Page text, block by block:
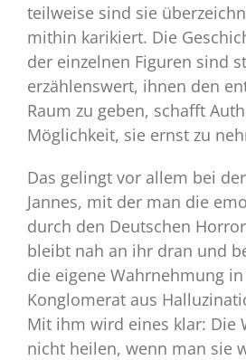
teilweise sind sie
mithin karikiert. Die
der einzelnen Figuren sind
erzählenswert, ihnen den
Raum zu geben, schafft
Möglichkeit, sie ernst zu
Das gelingt vor allem bei
Jannes, mit der man die
durch den Deutschen
bleibt nah an ihr dran und
die eigene Wahrnehmung
Konglomerat aus
Mit ihm wird eines klar: Die
nicht heilen, wenn man sie